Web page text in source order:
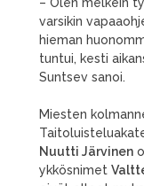
varsikin
hieman
tuntui, kesti
Suntsev sanoi.
Miesten
Nuutti Järvinen
ykkösnimet